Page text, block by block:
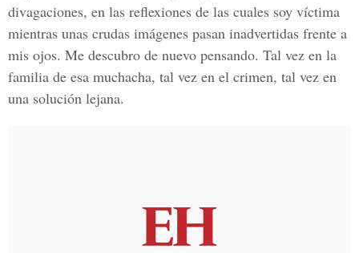
divagaciones, en las reflexiones de las cuales soy víctima
mientras unas crudas imágenes pasan inadvertidas frente a
mis ojos. Me descubro de nuevo pensando. Tal vez en la
familia de esa muchacha, tal vez en el crimen, tal vez en
una solución lejana.